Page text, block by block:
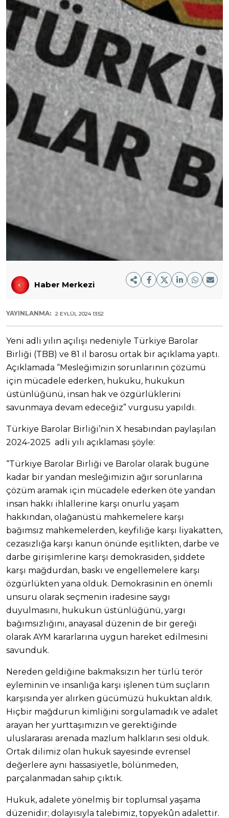
Haber Merkezi
YAYINLANMA: 2 EYLÜL 2024 13:52
Yeni adli yılın açılışı nedeniyle Türkiye Barolar
Birliği (TBB) ve 81 il barosu ortak bir açıklama yaptı.
Açıklamada “Mesleğimizin sorunlarının çözümü
için mücadele ederken, hukuku, hukukun
üstünlüğünü, insan hak ve özgürlüklerini
savunmaya devam edeceğiz” vurgusu yapıldı.
Türkiye Barolar Birliği’nin X hesabından paylaşılan
2024-2025 adli yılı açıklaması şöyle:
“Türkiye Barolar Birliği ve Barolar olarak bugüne
kadar bir yandan mesleğimizin ağır sorunlarına
çözüm aramak için mücadele ederken öte yandan
insan hakkı ihlallerine karşı onurlu yaşam
hakkından, olağanüstü mahkemelere karşı
bağımsız mahkemelerden, keyfiliğe karşı liyakatten,
cezasızlığa karşı kanun önünde eşitlikten, darbe ve
darbe girişimlerine karşı demokrasiden, şiddete
karşı mağdurdan, baskı ve engellemelere karşı
özgürlükten yana olduk. Demokrasinin en önemli
unsuru olarak seçmenin iradesine saygı
duyulmasını, hukukun üstünlüğünü, yargı
bağımsızlığını, anayasal düzenin de bir gereği
olarak AYM kararlarına uygun hareket edilmesini
savunduk.
Nereden geldiğine bakmaksızın her türlü terör
eyleminin ve insanlığa karşı işlenen tüm suçların
karşısında yer alırken gücümüzü hukuktan aldık.
Hiçbir mağdurun kimliğini sorgulamadık ve adalet
arayan her yurttaşımızın ve gerektiğinde
uluslararası arenada mazlum halkların sesi olduk.
Ortak dilimiz olan hukuk sayesinde evrensel
değerlere aynı hassasiyetle, bölünmeden,
parçalanmadan sahip çıktık.
Hukuk, adalete yönelmiş bir toplumsal yaşama
düzenidir; dolayısıyla talebimiz, topyekûn adalettir.